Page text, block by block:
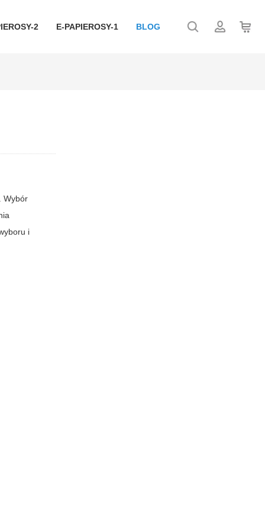
2 E-PAPIEROSY-1 BLOG
Wybór
i